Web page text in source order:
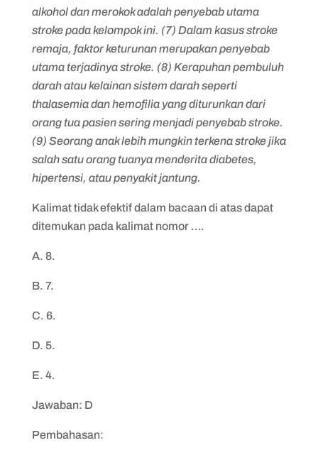
alkohol dan merokok adalah penyebab utama
stroke pada kelompok ini. (7) Dalam kasus stroke
remaja, faktor keturunan merupakan penyebab
utama terjadinya stroke. (8) Kerapuhan pembuluh
darah atau kelainan sistem darah seperti
thalasemia dan hemofilia yang diturunkan dari
orang tua pasien sering menjadi penyebab stroke.
(9) Seorang anak lebih mungkin terkena stroke jika
salah satu orang tuanya menderita diabetes,
hipertensi, atau penyakit jantung.
Kalimat tidak efektif dalam bacaan di atas dapat
ditemukan pada kalimat nomor ….
A. 8.
B. 7.
C. 6.
D. 5.
E. 4.
Jawaban: D
Pembahasan: